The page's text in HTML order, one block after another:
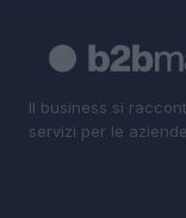
Il business si
servizi per le